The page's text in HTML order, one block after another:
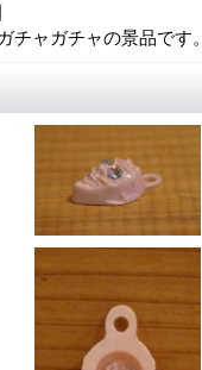
チャガチャの景品です。